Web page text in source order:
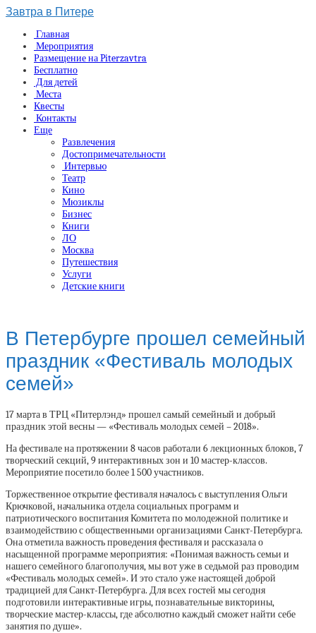
Завтра в Питере
Главная
Мероприятия
Размещение на Piterzavtra
Бесплатно
Для детей
Места
Квесты
Контакты
Еще
Развлечения
Достопримечательности
Интервью
Театр
Кино
Мюзиклы
Бизнес
Книги
ЛО
Москва
Путешествия
Услуги
Детские книги
В Петербурге прошел семейный
праздник «Фестиваль молодых
семей»
17 марта в ТРЦ «Питерлэнд» прошел самый семейный и добрый
праздник этой весны — «Фестиваль молодых семей – 2018».
На фестивале на протяжении 8 часов работали 6 лекционных блоков, 7
творческий секций, 9 интерактивных зон и 10 мастер-классов.
Мероприятие посетило более 1 500 участников.
Торжественное открытие фестиваля началось с выступления Ольги
Крючковой, начальника отдела социальных программ и
патриотического воспитания Комитета по молодежной политике и
взаимодействию с общественными организациями Санкт-Петербурга.
Она отметила важность проведения фестиваля и рассказала о
насыщенной программе мероприятия: «Понимая важность семьи и
нашего семейного благополучия, мы вот уже в седьмой раз проводим
«Фестиваль молодых семей». И это стало уже настоящей доброй
традицией для Санкт-Петербурга. Для всех гостей мы сегодня
подготовили интерактивные игры, познавательные викторины,
творческие мастер-классы, где абсолютно каждый сможет найти себе
занятия по душе».